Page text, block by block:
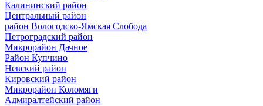
Калининский район
Центральный район
район Вологодско-Ямская Слобода
Петроградский район
Микрорайон Дачное
Район Купчино
Невский район
Кировский район
Микрорайон Коломяги
Адмиралтейский район